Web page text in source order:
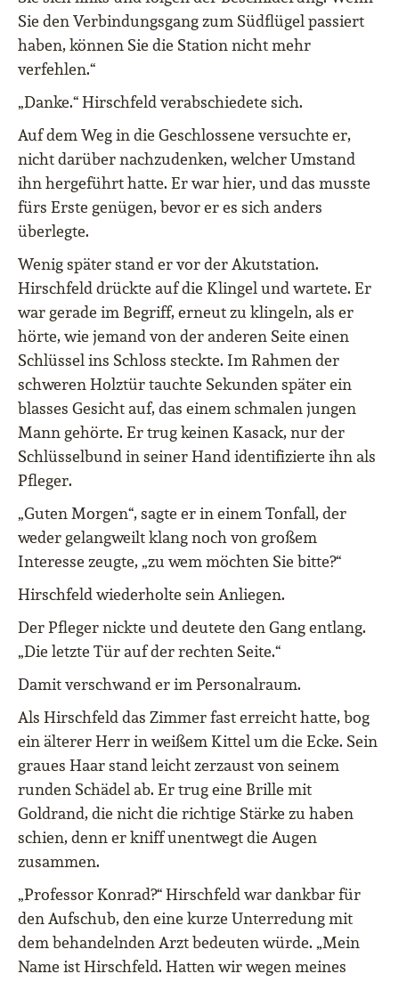
Sie den Verbindungsgang zum Südflügel passiert
haben, können Sie die Station nicht mehr
verfehlen.“
„Danke.“ Hirschfeld verabschiedete sich.
Auf dem Weg in die Geschlossene versuchte er,
nicht darüber nachzudenken, welcher Umstand
ihn hergeführt hatte. Er war hier, und das musste
fürs Erste genügen, bevor er es sich anders
überlegte.
Wenig später stand er vor der Akutstation.
Hirschfeld drückte auf die Klingel und wartete. Er
war gerade im Begriff, erneut zu klingeln, als er
hörte, wie jemand von der anderen Seite einen
Schlüssel ins Schloss steckte. Im Rahmen der
schweren Holztür tauchte Sekunden später ein
blasses Gesicht auf, das einem schmalen jungen
Mann gehörte. Er trug keinen Kasack, nur der
Schlüsselbund in seiner Hand identifizierte ihn als
Pfleger.
„Guten Morgen“, sagte er in einem Tonfall, der
weder gelangweilt klang noch von großem
Interesse zeugte, „zu wem möchten Sie bitte?“
Hirschfeld wiederholte sein Anliegen.
Der Pfleger nickte und deutete den Gang entlang.
„Die letzte Tür auf der rechten Seite.“
Damit verschwand er im Personalraum.
Als Hirschfeld das Zimmer fast erreicht hatte, bog
ein älterer Herr in weißem Kittel um die Ecke. Sein
graues Haar stand leicht zerzaust von seinem
runden Schädel ab. Er trug eine Brille mit
Goldrand, die nicht die richtige Stärke zu haben
schien, denn er kniff unentwegt die Augen
zusammen.
„Professor Konrad?“ Hirschfeld war dankbar für
den Aufschub, den eine kurze Unterredung mit
dem behandelnden Arzt bedeuten würde. „Mein
Name ist Hirschfeld. Hatten wir wegen meines